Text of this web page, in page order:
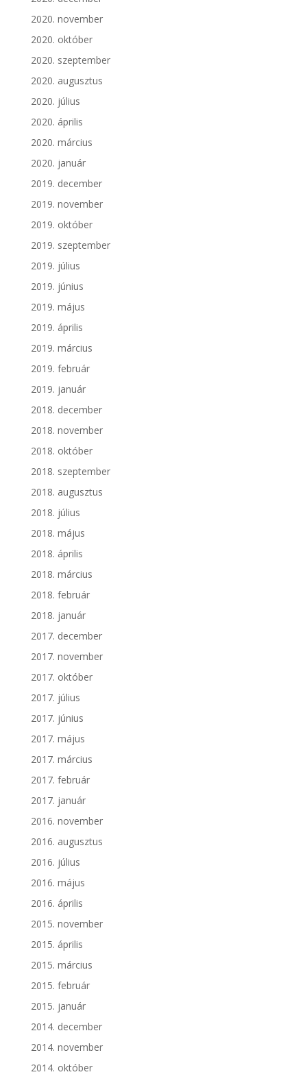
2020. november
2020. október
2020. szeptember
2020. augusztus
2020. július
2020. április
2020. március
2020. január
2019. december
2019. november
2019. október
2019. szeptember
2019. július
2019. június
2019. május
2019. április
2019. március
2019. február
2019. január
2018. december
2018. november
2018. október
2018. szeptember
2018. augusztus
2018. július
2018. május
2018. április
2018. március
2018. február
2018. január
2017. december
2017. november
2017. október
2017. július
2017. június
2017. május
2017. március
2017. február
2017. január
2016. november
2016. augusztus
2016. július
2016. május
2016. április
2015. november
2015. április
2015. március
2015. február
2015. január
2014. december
2014. november
2014. október